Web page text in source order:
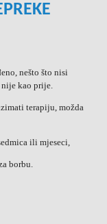
nešto što nisi
nije kao prije.
terapiju, možda
ili mjeseci,
borbu.